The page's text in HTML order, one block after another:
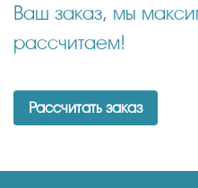
Ваш заказ, мы
рассчитаем!
Рассчитать заказ